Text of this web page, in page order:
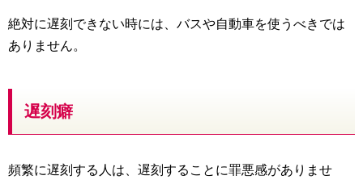
絶対に遅刻できない時には、バスや自動車を使うべきでは
ありません。
遅刻癖
頻繁に遅刻する人は、遅刻することに罪悪感がありませ